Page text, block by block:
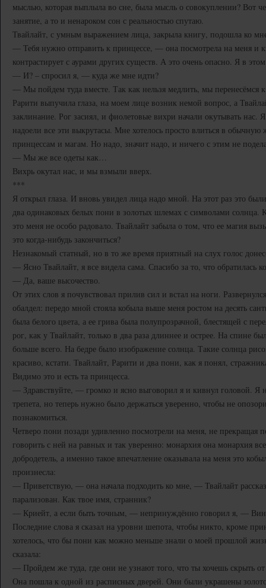
мыслью, которая выплыла во сне, была мысль о совокуплении? Вот
занятие, а то и ненароком сон с реальностью спутаю.
Твайлайт, с умным выражением лица, закрыла книгу, подошла ко
— Тебя нужно отправить к принцессе, — она посмотрела на меня и
контрастирует с аурами других существ. А это очень опасно. Я в
— И? – спросил я, — куда же мне идти?
— Мы пойдем туда вместе. Так как нельзя медлить, мы
Рарити выпучила глаза, на моем лице возник немой вопрос, а
заклинание. Рог засиял, и фиолетовые вихри начали окутывать нас.
надоели все эти выкрутасы. Мне хотелось просто влиться в
принцессам и магам. Но надо, значит надо, и ничего с этим не
— Мы же все одеты как…
Вихрь окутал нас, и мы взмыли вверх.
***
Я открыл глаза. И вновь увидел лица надо мной. На этот раз это
два одинаковых белых пони в золотых шлемах с символами солнца.
это меня не особо радовало. Твайлайт забыла о том, что ее магия
это когда-нибудь закончиться?
Незнакомый статный, но в то же время приятный на слух голос
— Ясно Твайлайт, я все видела сама. Спасибо за то, что обратилась
— Да, ваше высочество.
От этих слов я почувствовал прилив сил и встал на ноги.
обалдел: передо мной стояла кобыла выше меня ростом на десять
была белого цвета, а ее грива была полупрозрачной, блестящей с
рог, как у Твайлайт, только в два раза длиннее и острее. На спине
больше всего. На бедре было изображение солнца. Такие солнца
красиво, кстати. Твайлайт, Рарити и два пони, как я понял,
Видимо это и есть та принцесса.
— Здравствуйте, — громко и ясно выговорил я и кивнул головой. Я
трепета, но теперь нужно было держаться уверенно, чтобы не
познакомиться.
Четверо пони позади удивленно посмотрели на меня, не прекращая
говорить с ней на равных и так уверенно: монархия она монархия
добродетель, а именно такое впечатление оказывала на меня это
произнесла:
— Приветствую, — она начала подходить ко мне, — Твайлайт
парализован. Как твое имя, странник?
— Криейт, а если быть точным, — непринуждённо говорил я, —
Последние слова я сказал на уровни шепота, чтобы никто, кроме
хотелось, что бы пони как можно меньше знали о моей прошлой
сказала:
— Пройдем же туда, где они не узнают того, что ты хочешь скрыть
Она пошла к одной из расписных дверей. Они были украшены